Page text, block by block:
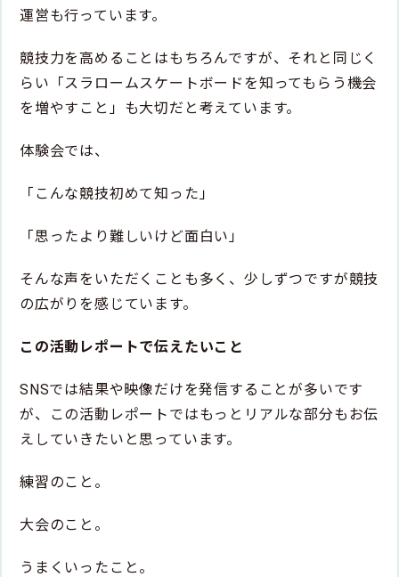
運営も行っています。
競技力を高めることはもちろんですが、それと同じく
らい「スラロームスケートボードを知ってもらう機会
を増やすこと」も大切だと考えています。
体験会では、
「こんな競技初めて知った」
「思ったより難しいけど面白い」
そんな声をいただくことも多く、少しずつですが競技
の広がりを感じています。
この活動レポートで伝えたいこと
SNSでは結果や映像だけを発信することが多いです
が、この活動レポートではもっとリアルな部分もお伝
えしていきたいと思っています。
練習のこと。
大会のこと。
うまくいったこと。